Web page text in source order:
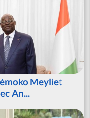
Meyliet
An...